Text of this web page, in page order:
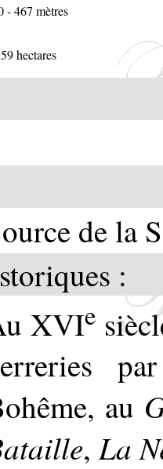
Union
- 467 mètres
hectares
de la
:
XVIe
au
,La